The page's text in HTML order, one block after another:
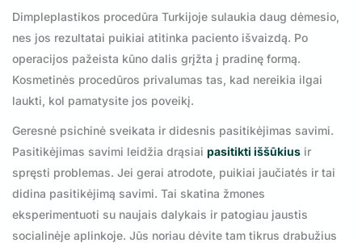
Dimpleplastikos procedūra Turkijoje sulaukia daug dėmesio,
nes jos rezultatai puikiai atitinka paciento išvaizdą. Po
operacijos pažeista kūno dalis grįžta į pradinę formą.
Kosmetinės procedūros privalumas tas, kad nereikia ilgai
laukti, kol pamatysite jos poveikį.
Geresnė psichinė sveikata ir didesnis pasitikėjimas savimi.
Pasitikėjimas savimi leidžia drąsiai pasitikti iššūkius ir
spręsti problemas. Jei gerai atrodote, puikiai jaučiatės ir tai
didina pasitikėjimą savimi. Tai skatina žmones
eksperimentuoti su naujais dalykais ir patogiau jaustis
socialinėje aplinkoje. Jūs noriau dėvite tam tikrus drabužius